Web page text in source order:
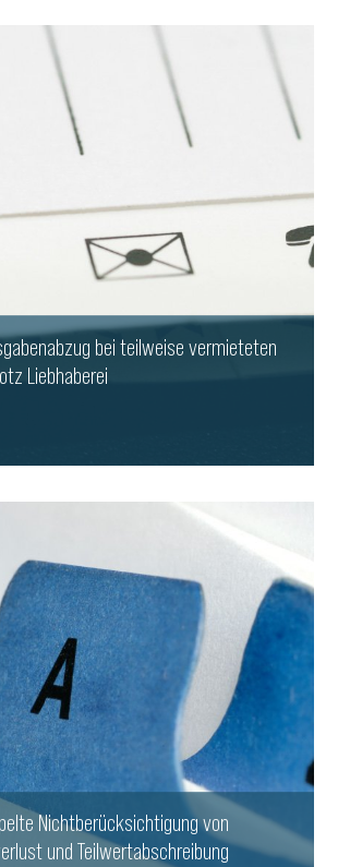
bei teilweise vermieteten
Liebhaberei
Nichtberücksichtigung von
und Teilwertabschreibung